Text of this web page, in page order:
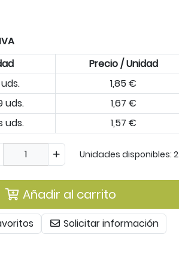
Precio / Unidad
1,85 €
uds.
1,67 €
uds.
1,57 €
Unidades disponibles: 2
Añadir al carrito
Solicitar información